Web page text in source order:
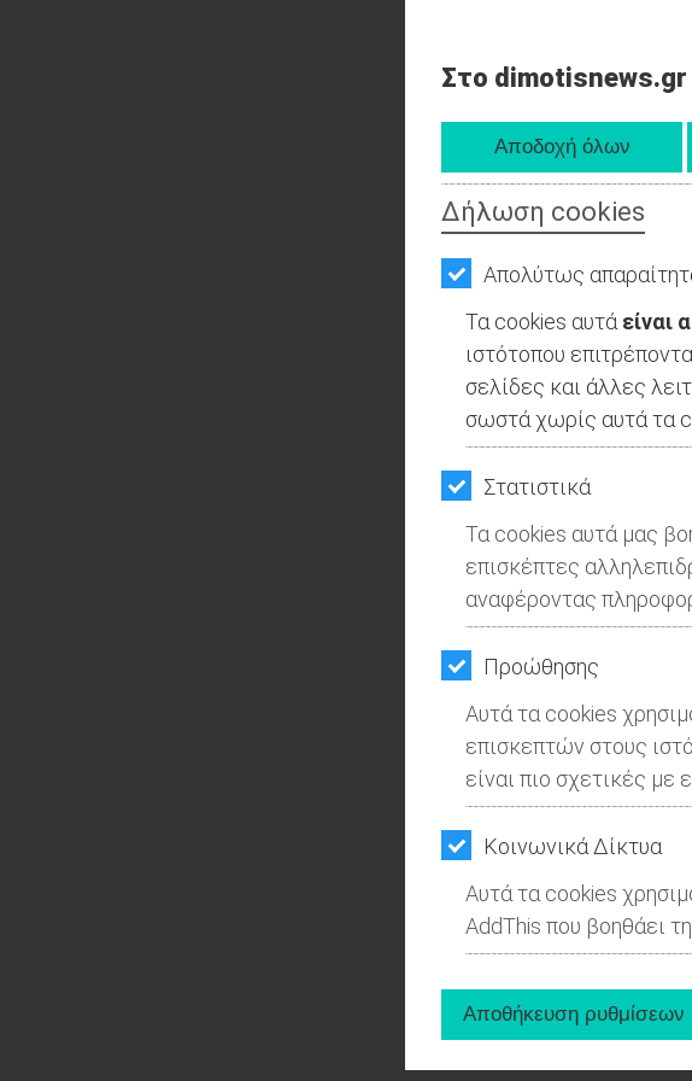
Στο dimotisnews.gr
Δήλωση cookies
Απολύτως
Τα cookies αυτά είναι
ιστότοπου
σελίδες και άλλες
σωστά χωρίς αυτά τα
Στατιστικά
Τα cookies αυτά μας
επισκέπτες
αναφέροντας
Προώθησης
Αυτά τα cookies
επισκεπτών στους
είναι πιο σχετικές με
Kοινωνικά Δίκτυα
Αυτά τα cookies
AddThis που βοηθάει